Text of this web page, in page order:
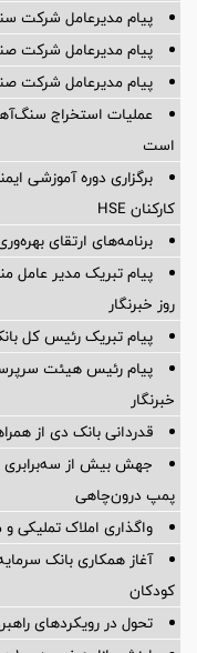
پیام مدیرعامل شرکت
پیام مدیرعامل شرکت
پیام مدیرعامل شرکت
عملیات استخراج
است
برگزاری دوره آموزشی
کارکنان HSE
برنامه‌های ارتقای
روز خبرنگار
پیام تبریک رئیس کل
پیام رئیس هیئت
خبرنگار
قدردانی بانک دی از
جهش بیش از سه‌برابری
پمپ درون‌چاهی
واگذاری املاک تملیکی
آغاز همکاری بانک
کودکان
تحول در رویکردهای